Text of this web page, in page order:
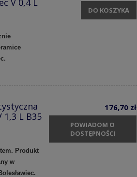
DO KOSZYKA
1,3 L B35
Produkt
w
176,70 zł
POWIADOM O
DOSTĘPNOŚCI